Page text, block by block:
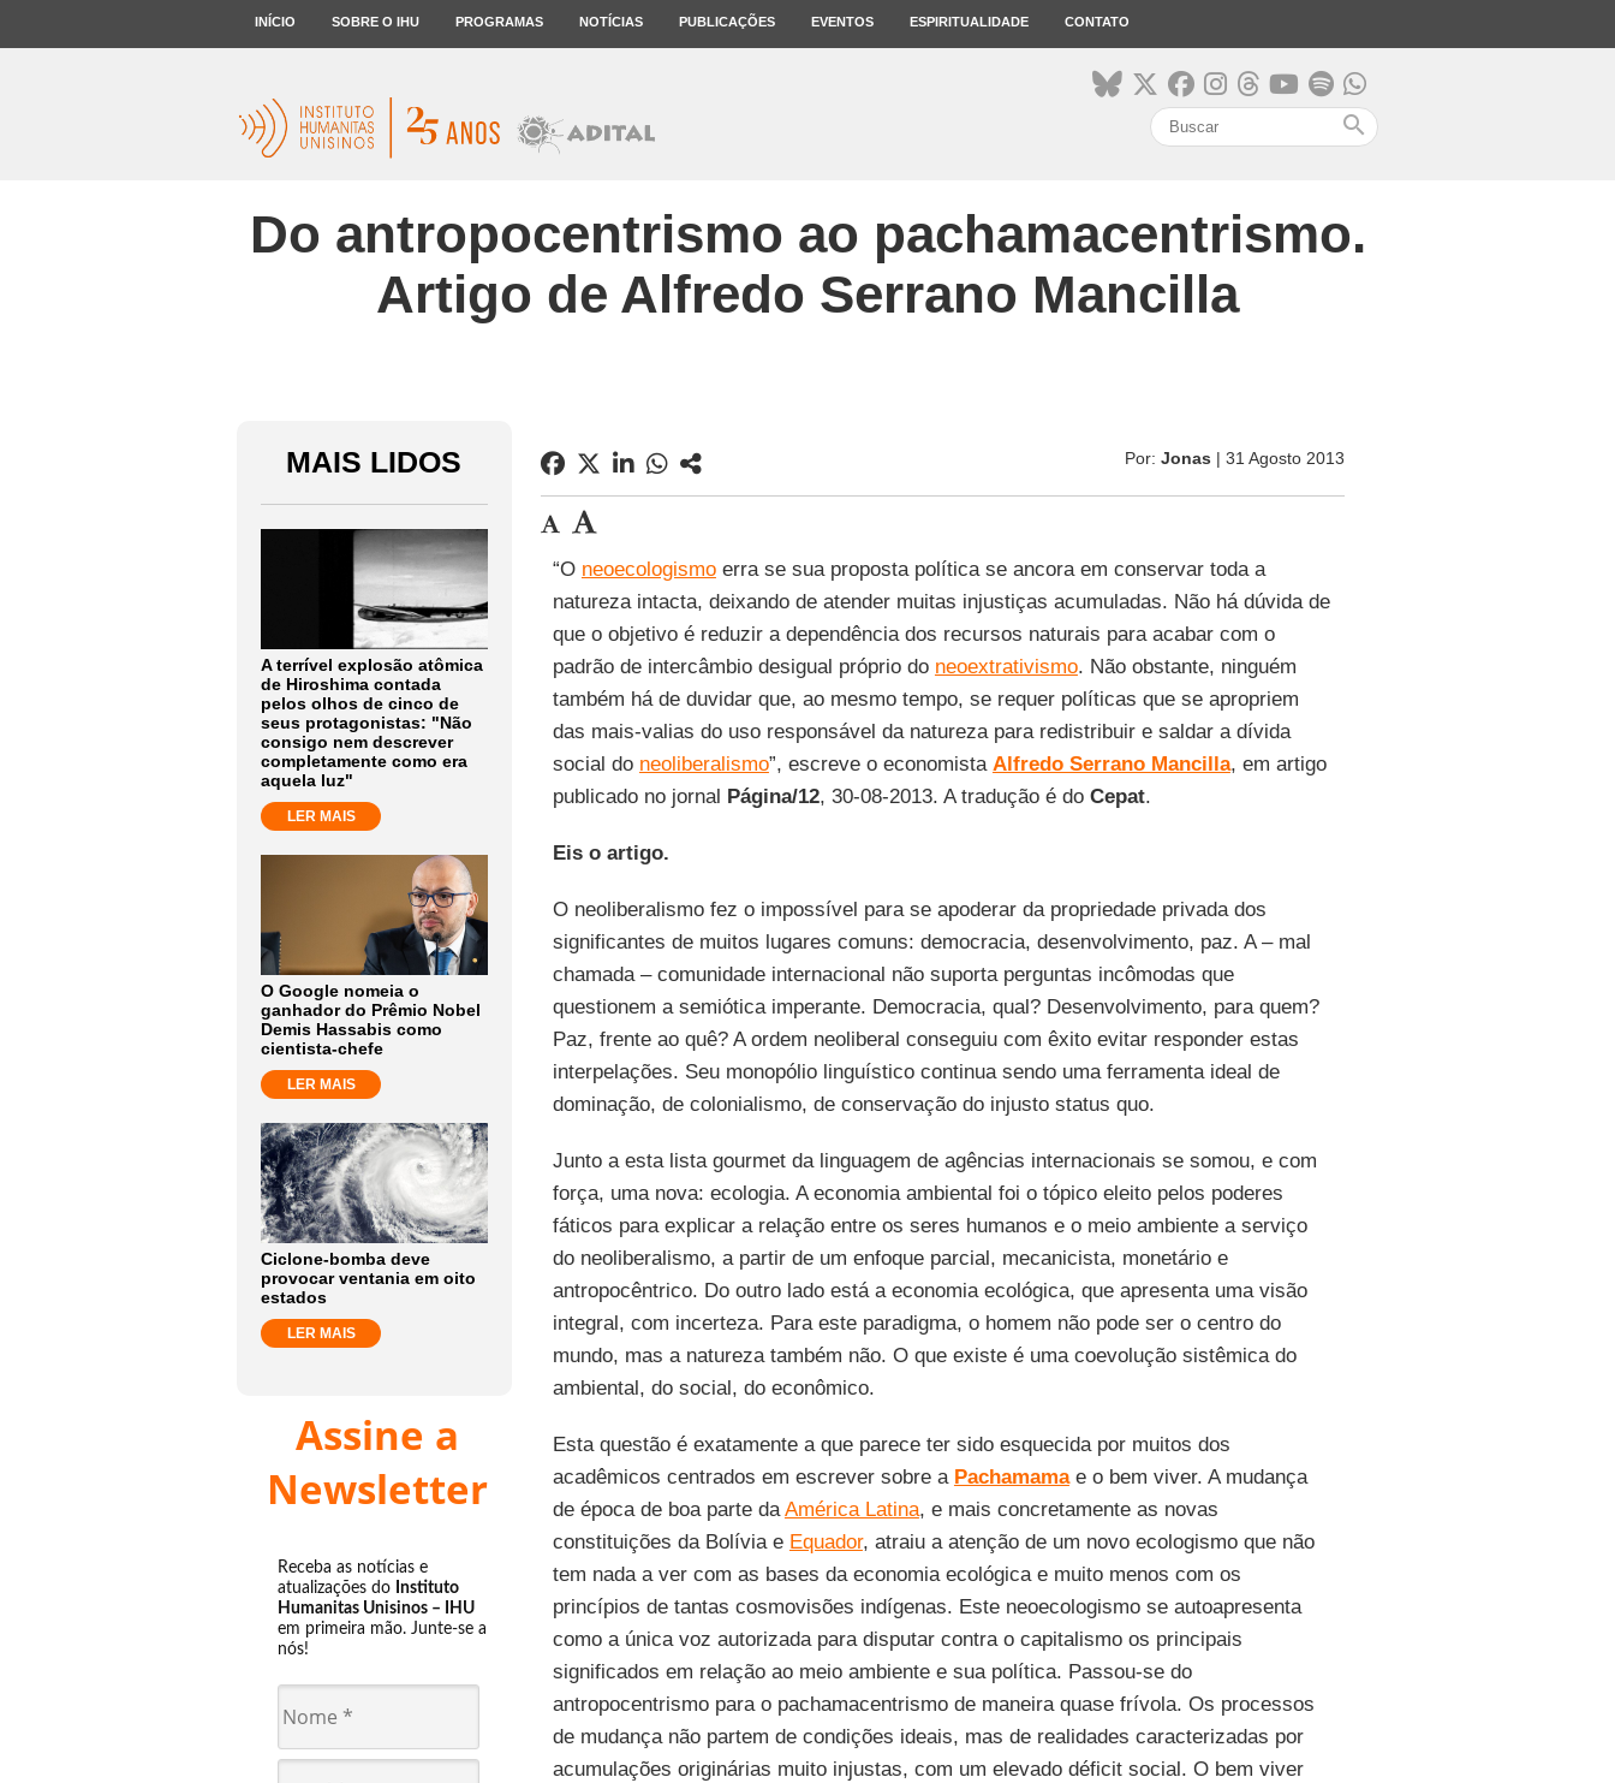
INÍCIO SOBRE O IHU PROGRAMAS NOTÍCIAS PUBLICAÇÕES EVENTOS ESPIRITUALIDADE CONTATO
search
Do antropocentrismo ao pachamacentrismo.
Artigo de Alfredo Serrano Mancilla
MAIS LIDOS
A terrível explosão atômica
de Hiroshima contada
pelos olhos de cinco de
seus protagonistas: "Não
consigo nem descrever
completamente como era
aquela luz"
LER MAIS
O Google nomeia o
ganhador do Prêmio Nobel
Demis Hassabis como
cientista-chefe
LER MAIS
Ciclone-bomba deve
provocar ventania em oito
estados
LER MAIS
Assine a
Newsletter
Receba as notícias e
atualizações do Instituto
Humanitas Unisinos – IHU
em primeira mão. Junte-se a
nós!
Por: Jonas | 31 Agosto 2013
“O neoecologismoerra se sua proposta política se ancora em conservar toda a
natureza intacta, deixando de atender muitas injustiças acumuladas. Não há dúvida de
que o objetivo é reduzir a dependência dos recursos naturais para acabar com o
padrão de intercâmbio desigual próprio do neoextrativismo. Não obstante, ninguém
também há de duvidar que, ao mesmo tempo, se requer políticas que se apropriem
das mais-valias do uso responsável da natureza para redistribuir e saldar a dívida
social do neoliberalismo”, escreve o economista Alfredo Serrano Mancilla, em artigo
publicado no jornal Página/12, 30-08-2013. A tradução é do Cepat.
Eis o artigo.
O neoliberalismo fez o impossível para se apoderar da propriedade privada dos
significantes de muitos lugares comuns: democracia, desenvolvimento, paz. A – mal
chamada – comunidade internacional não suporta perguntas incômodas que
questionem a semiótica imperante. Democracia, qual? Desenvolvimento, para quem?
Paz, frente ao quê? A ordem neoliberal conseguiu com êxito evitar responder estas
interpelações. Seu monopólio linguístico continua sendo uma ferramenta ideal de
dominação, de colonialismo, de conservação do injusto status quo.
Junto a esta lista gourmet da linguagem de agências internacionais se somou, e com
força, uma nova: ecologia. A economia ambiental foi o tópico eleito pelos poderes
fáticos para explicar a relação entre os seres humanos e o meio ambiente a serviço
do neoliberalismo, a partir de um enfoque parcial, mecanicista, monetário e
antropocêntrico. Do outro lado está a economia ecológica, que apresenta uma visão
integral, com incerteza. Para este paradigma, o homem não pode ser o centro do
mundo, mas a natureza também não. O que existe é uma coevolução sistêmica do
ambiental, do social, do econômico.
Esta questão é exatamente a que parece ter sido esquecida por muitos dos
acadêmicos centrados em escrever sobre a Pachamamae o bem viver. A mudança
de época de boa parte daAmérica Latina, e mais concretamente as novas
constituições da Bolívia e Equador, atraiu a atenção de um novo ecologismo que não
tem nada a ver com as bases da economia ecológica e muito menos com os
princípios de tantas cosmovisões indígenas. Este neoecologismo se autoapresenta
como a única voz autorizada para disputar contra o capitalismo os principais
significados em relação ao meio ambiente e sua política. Passou-se do
antropocentrismo para o pachamacentrismo de maneira quase frívola. Os processos
de mudança não partem de condições ideais, mas de realidades caracterizadas por
acumulações originárias muito injustas, com um elevado déficit social. O bem viver